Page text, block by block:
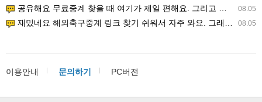
08.05
공유해요 무료중계 찾을 때 여기가 제일 편해요. 그리고 무료스포츠중계 정보 확인할 때 출처 꼭 체크해요. 앞…
08.05
재밌네요 해외축구중계 링크 찾기 쉬워서 자주 와요. 그래서 해외축구중계도 정식 서비스로 봐야 안전해요. 다음…
이용안내 문의하기 PC버전